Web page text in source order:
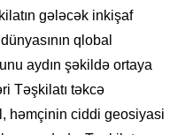
gələcək inkişaf
qlobal
aydın şəkildə ortaya
Təşkilatı təkcə
həmçinin ciddi geosiyasi